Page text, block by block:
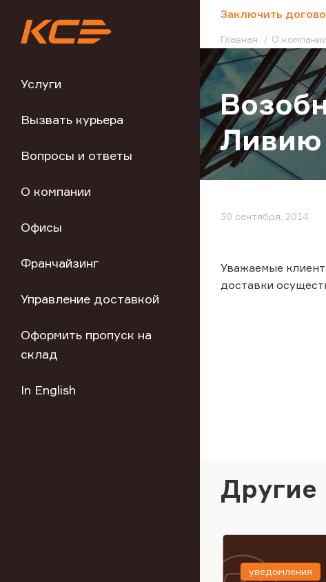
Услуги
Вызвать курьера
Вопросы и ответы
О компании
Офисы
Франчайзинг
Управление доставкой
Оформить пропуск на
склад
In English
Заключить
Главная О компании
Ливию
30 сентября, 2014
Уважаемые
доставки
Другие
уведомления